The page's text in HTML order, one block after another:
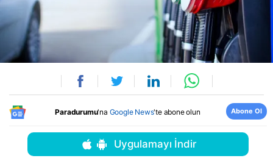
Paradurumu'na Google News'te abone olun Abone Ol
Uygulamayı İndir